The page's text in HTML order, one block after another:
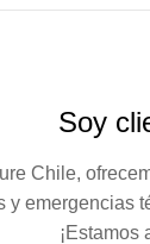
Soy
Chile,
y emergencias
¡Estamos